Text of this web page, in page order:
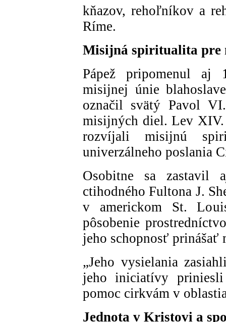
kňazov, rehoľníkov a
Ríme.
Misijná spiritualita pre
Pápež pripomenul aj
misijnej únie
označil svätý Pavol
misijných diel. Lev
rozvíjali misijnú
univerzálneho poslania
Osobitne sa zastavil
ctihodného Fultona J.
v americkom St.
pôsobenie
jeho schopnosť
„Jeho vysielania
jeho iniciatívy
pomoc cirkvám v
Jednota v Kristovi a